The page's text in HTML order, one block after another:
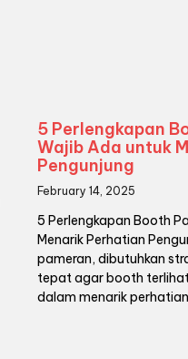
5 Perlengkapan
Wajib Ada untuk
Pengunjung
February 14, 2025
5 Perlengkapan Booth
Menarik Perhatian
pameran, dibutuhkan
tepat agar booth
dalam menarik